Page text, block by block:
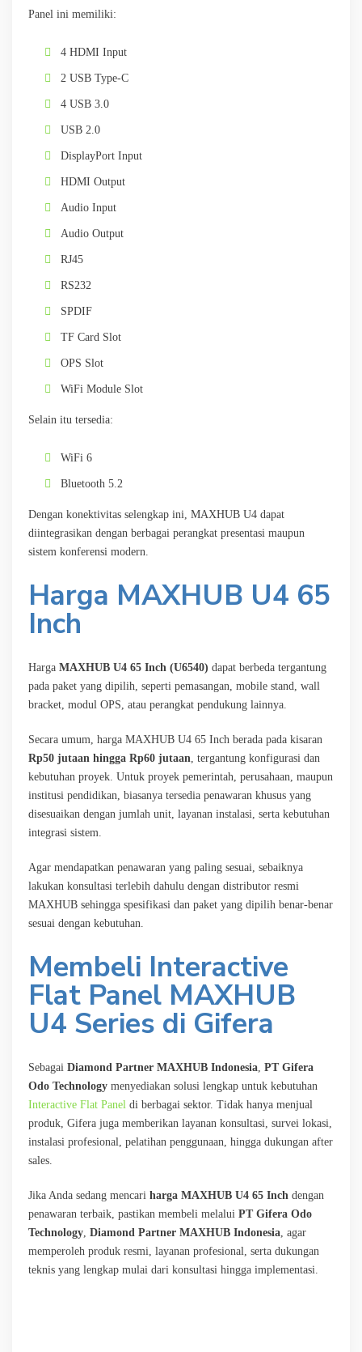
Panel ini memiliki:
4 HDMI Input
2 USB Type-C
4 USB 3.0
USB 2.0
DisplayPort Input
HDMI Output
Audio Input
Audio Output
RJ45
RS232
SPDIF
TF Card Slot
OPS Slot
WiFi Module Slot
Selain itu tersedia:
WiFi 6
Bluetooth 5.2
Dengan konektivitas selengkap ini, MAXHUB U4 dapat
diintegrasikan dengan berbagai perangkat presentasi maupun
sistem konferensi modern.
Harga MAXHUB U4 65
Inch
Harga MAXHUB U4 65 Inch (U6540) dapat berbeda tergantung
pada paket yang dipilih, seperti pemasangan, mobile stand, wall
bracket, modul OPS, atau perangkat pendukung lainnya.
Secara umum, harga MAXHUB U4 65 Inch berada pada kisaran
Rp50 jutaan hingga Rp60 jutaan , tergantung konfigurasi dan
kebutuhan proyek. Untuk proyek pemerintah, perusahaan, maupun
institusi pendidikan, biasanya tersedia penawaran khusus yang
disesuaikan dengan jumlah unit, layanan instalasi, serta kebutuhan
integrasi sistem.
Agar mendapatkan penawaran yang paling sesuai, sebaiknya
lakukan konsultasi terlebih dahulu dengan distributor resmi
MAXHUB sehingga spesifikasi dan paket yang dipilih benar-benar
sesuai dengan kebutuhan.
Membeli Interactive
Flat Panel MAXHUB
U4 Series di Gifera
Sebagai Diamond Partner MAXHUB Indonesia PT Gifera
Odo Technology menyediakan solusi lengkap untuk kebutuhan
Interactive Flat Panel di berbagai sektor. Tidak hanya menjual
produk, Gifera juga memberikan layanan konsultasi, survei lokasi,
instalasi profesional, pelatihan penggunaan, hingga dukungan after
sales.
Jika Anda sedang mencari harga MAXHUB U4 65 Inch dengan
penawaran terbaik, pastikan membeli melalui PT Gifera Odo
Technology Diamond Partner MAXHUB Indonesia , agar
memperoleh produk resmi, layanan profesional, serta dukungan
teknis yang lengkap mulai dari konsultasi hingga implementasi.